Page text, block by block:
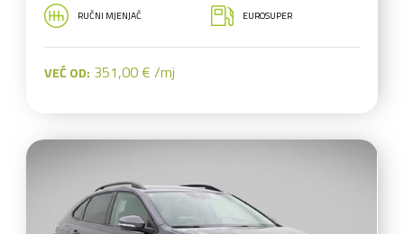
RUČNI MJENJAČ EUROSUPER
VEĆ OD: 351,00 € /mj